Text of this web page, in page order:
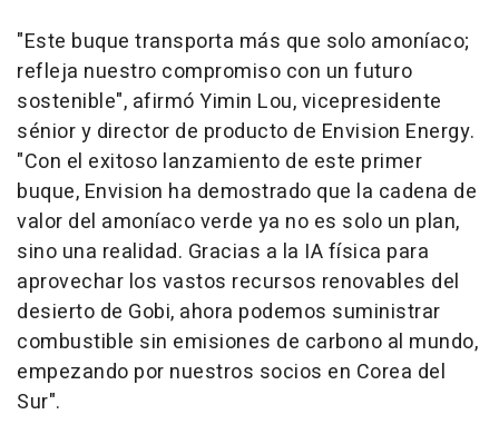
"Este buque transporta más que solo amoníaco;
refleja nuestro compromiso con un futuro
sostenible", afirmó Yimin Lou, vicepresidente
sénior y director de producto de Envision Energy.
"Con el exitoso lanzamiento de este primer
buque, Envision ha demostrado que la cadena de
valor del amoníaco verde ya no es solo un plan,
sino una realidad. Gracias a la IA física para
aprovechar los vastos recursos renovables del
desierto de Gobi, ahora podemos suministrar
combustible sin emisiones de carbono al mundo,
empezando por nuestros socios en Corea del
Sur".